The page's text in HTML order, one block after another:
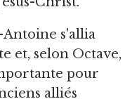
s'allia
et, selon Octave,
pour
alliés